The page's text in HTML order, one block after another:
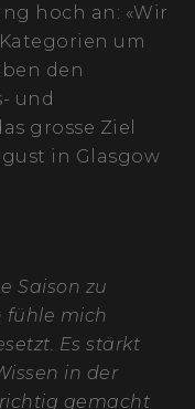
hoch an: «Wir
um
den
und
grosse Ziel
in Glasgow
Saison zu
fühle mich
Es stärkt
in der
gemacht